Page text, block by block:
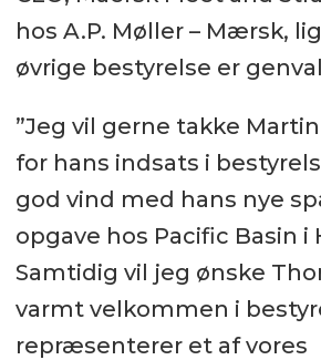
hos A.P. Møller – Mærsk,
øvrige bestyrelse er
”Jeg vil gerne takke
for hans indsats i
god vind med hans nye
opgave hos Pacific Basin i
Samtidig vil jeg ønske
varmt velkommen i
repræsenterer et af vores